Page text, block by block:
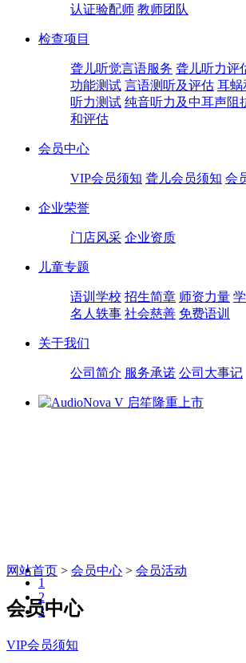
认证验配师 教师团队
检查项目
聋儿听觉言语服务 聋儿听力评
功能测试 言语测听及评估 耳蜗
听力测试 纯音听力及中耳声阻
和评估
会员中心
VIP会员须知 聋儿会员须知 会
企业荣誉
门店风采 企业资质
儿童专题
语训学校 招生简章 师资力量
名人轶事 社会慈善 免费语训
关于我们
公司简介 服务承诺 公司大事记
1
2
3
网站首页 > 会员中心 > 会员活动
会员中心
VIP会员须知